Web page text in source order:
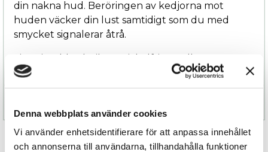
Denna webbplats använder cookies
Vi använder enhetsidentifierare för att anpassa innehållet
och annonserna till användarna, tillhandahålla funktioner
din nakna hud. Beröringen av kedjorna mot
huden väcker din lust samtidigt som du med
smycket signalerar åtrå.
Finns i guld och silver. Nickelfri metall.